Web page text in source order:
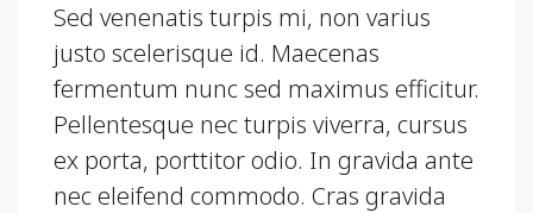
Sed venenatis turpis mi, non varius
justo scelerisque id. Maecenas
fermentum nunc sed maximus efficitur.
Pellentesque nec turpis viverra, cursus
ex porta, porttitor odio. In gravida ante
nec eleifend commodo. Cras gravida